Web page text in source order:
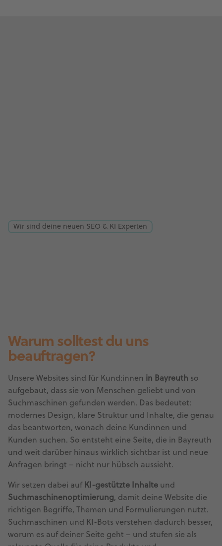
Wir sind deine neuen SEO & KI Experten
Warum solltest du uns
beauftragen?
Unsere Websites sind für Kund:innen in Bayreuth so
aufgebaut, dass sie von Menschen geliebt und von
Suchmaschinen gefunden werden. Das bedeutet:
modernes Design, klare Struktur und Inhalte, die genau
das beantworten, wonach deine Kundinnen und
Kunden suchen. So entsteht eine Seite, die in Bayreuth
und weit darüber hinaus wirklich sichtbar ist und neue
Anfragen bringt – nicht nur hübsch aussieht.
Wir setzen dabei auf KI-gestützte Inhalte und
Suchmaschinenoptimierung, damit deine Website die
richtigen Begriffe, Themen und Formulierungen nutzt.
Suchmaschinen und KI-Bots verstehen dadurch besser,
worum es auf deiner Seite geht – und stufen sie als